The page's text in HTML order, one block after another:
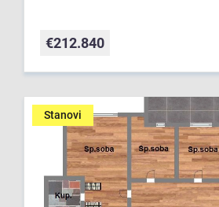
€212.840
Stanovi